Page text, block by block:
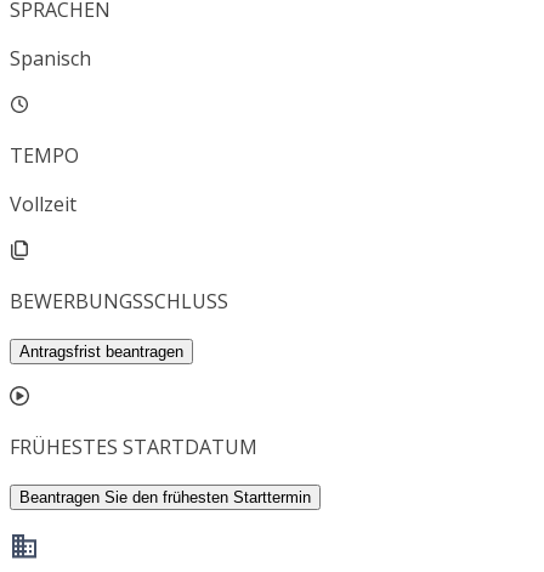
SPRACHEN
Spanisch
TEMPO
Vollzeit
BEWERBUNGSSCHLUSS
Antragsfrist beantragen
FRÜHESTES STARTDATUM
Beantragen Sie den frühesten Starttermin